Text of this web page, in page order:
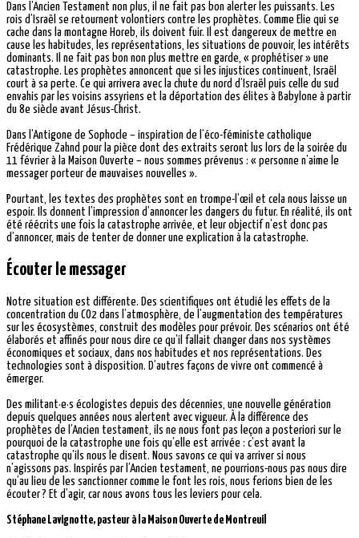
Dans l’Ancien Testament non plus, il ne fait pas bon alerter les puissants. Les
rois d’Israël se retournent volontiers contre les prophètes. Comme Elie qui se
cache dans la montagne Horeb, ils doivent fuir. Il est dangereux de mettre en
cause les habitudes, les représentations, les situations de pouvoir, les intérêts
dominants. Il ne fait pas bon non plus mettre en garde, « prophétiser » une
catastrophe. Les prophètes annoncent que si les injustices continuent, Israël
court à sa perte. Ce qui arrivera avec la chute du nord d’Israël puis celle du sud
envahis par les voisins assyriens et la déportation des élites à Babylone à partir
du 8e siècle avant Jésus-Christ.
Dans l’Antigone de Sophocle – inspiration de l’éco-féministe catholique
Frédérique Zahnd pour la pièce dont des extraits seront lus lors de la soirée du
11 février à la Maison Ouverte – nous sommes prévenus : « personne n’aime le
messager porteur de mauvaises nouvelles ».
Pourtant, les textes des prophètes sont en trompe-l’œil et cela nous laisse un
espoir. Ils donnent l’impression d’annoncer les dangers du futur. En réalité, ils ont
été réécrits une fois la catastrophe arrivée, et leur objectif n’est donc pas
d’annoncer, mais de tenter de donner une explication à la catastrophe.
Écouter le messager
Notre situation est différente. Des scientifiques ont étudié les effets de la
concentration du CO2 dans l’atmosphère, de l’augmentation des températures
sur les écosystèmes, construit des modèles pour prévoir. Des scénarios ont été
élaborés et affinés pour nous dire ce qu’il fallait changer dans nos systèmes
économiques et sociaux, dans nos habitudes et nos représentations. Des
technologies sont à disposition. D’autres façons de vivre ont commencé à
émerger.
Des militant·e·s écologistes depuis des décennies, une nouvelle génération
depuis quelques années nous alertent avec vigueur. À la différence des
prophètes de l’Ancien testament, ils ne nous font pas leçon a posteriori sur le
pourquoi de la catastrophe une fois qu’elle est arrivée : c’est avant la
catastrophe qu’ils nous le disent. Nous savons ce qui va arriver si nous
n’agissons pas. Inspirés par l’Ancien testament, ne pourrions-nous pas nous dire
qu’au lieu de les sanctionner comme le font les rois, nous ferions bien de les
écouter ? Et d’agir, car nous avons tous les leviers pour cela.
Stéphane Lavignotte, pasteur à la Maison Ouverte de Montreuil